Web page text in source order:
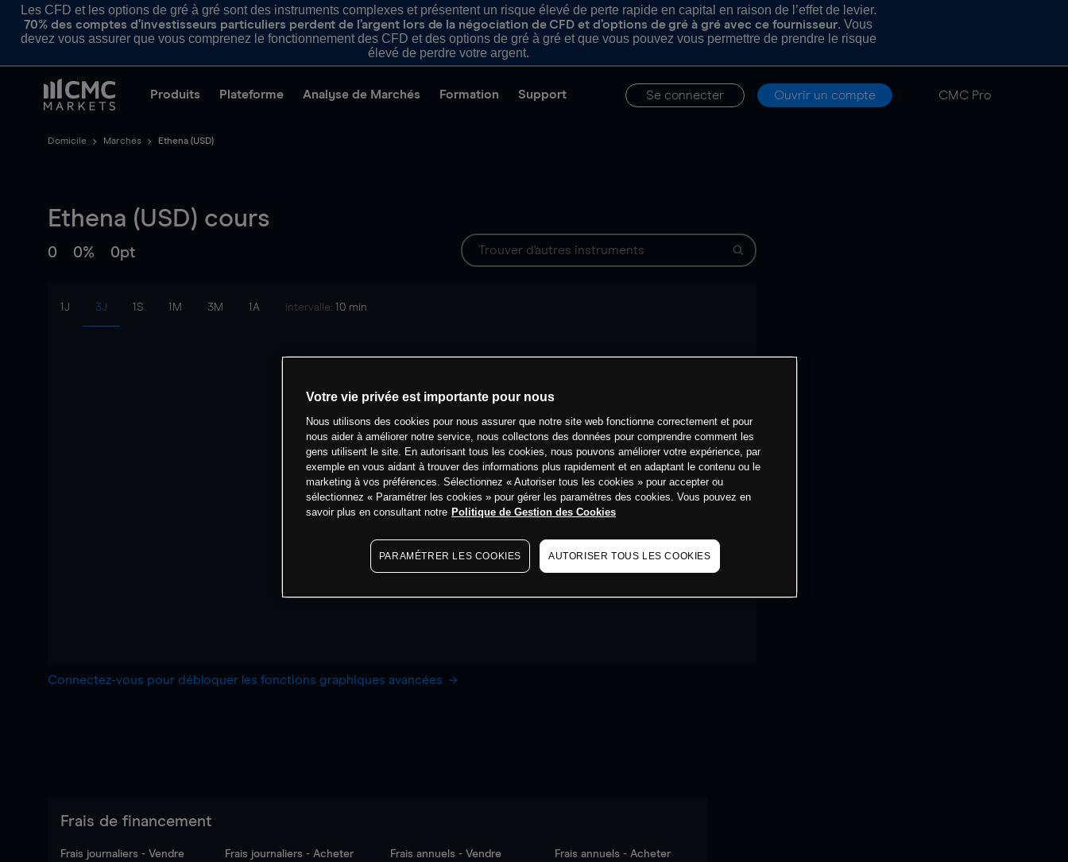
Les CFD et les options de gré à gré sont des instruments complexes et présentent un risque élevé de perte rapide en capital en raison de l’effet de levier.
70% des comptes d’investisseurs particuliers perdent de l’argent lors de la négociation de CFD et d’options de gré à gré avec ce fournisseur. Vous
devez vous assurer que vous comprenez le fonctionnement des CFD et des options de gré à gré et que vous pouvez vous permettre de prendre le risque
élevé de perdre votre argent.
Produits Plateforme Analyse de Marchés Formation Support Se connecter Ouvrir un compte CMC Pro
Domicile Marchés Ethena (USD)
Ethena (USD) cours
0 0% 0pt
1J 3J 1S 1M 3M 1A intervalle: 10 min
Connectez-vous pour débloquer les fonctions graphiques avancées
Frais de financement
Frais journaliers - Vendre Frais journaliers - Acheter Frais annuels - Vendre Frais annuels - Acheter
Votre vie privée est importante pour nous
Nous utilisons des cookies pour nous assurer que notre site web fonctionne correctement et pour
nous aider à améliorer notre service, nous collectons des données pour comprendre comment les
gens utilisent le site. En autorisant tous les cookies, nous pouvons améliorer votre expérience, par
exemple en vous aidant à trouver des informations plus rapidement et en adaptant le contenu ou le
marketing à vos préférences. Sélectionnez « Autoriser tous les cookies » pour accepter ou
sélectionnez « Paramétrer les cookies » pour gérer les paramètres des cookies. Vous pouvez en
savoir plus en consultant notre Politique de Gestion des Cookies
PARAMÉTRER LES COOKIES AUTORISER TOUS LES COOKIES